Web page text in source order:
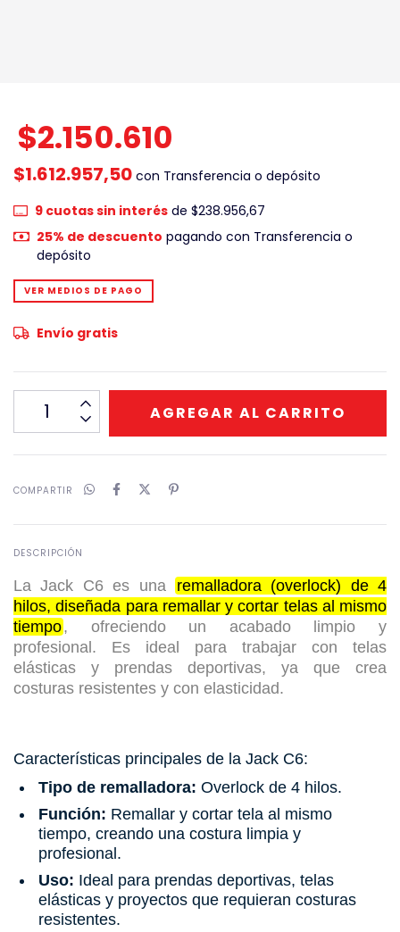
$2.150.610
$1.612.957,50 con Transferencia o depósito
9cuotas sin interésde $238.956,67
25% de descuento pagando con Transferencia o
depósito
VER MEDIOS DE PAGO
Envío gratis
COMPARTIR
DESCRIPCIÓN
La Jack C6 es una
remalladora (overlock) de 4
hilos, diseñada para remallar y cortar telas al mismo
tiempo, ofreciendo un acabado limpio y
profesional. Es ideal para trabajar con telas
elásticas y prendas deportivas, ya que crea
costuras resistentes y con elasticidad.
Características principales de la Jack C6:
Tipo de remalladora: Overlock de 4 hilos.
Función: Remallar y cortar tela al mismo
tiempo, creando una costura limpia y
profesional.
Uso: Ideal para prendas deportivas, telas
elásticas y proyectos que requieran costuras
resistentes.